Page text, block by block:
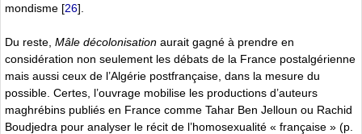
mondisme [26]
Du reste, Mâle décolonisation aurait gagné à prendre en
considération non seulement les débats de la France postalgérienne
mais aussi ceux de l’Algérie postfrançaise, dans la mesure du
possible. Certes, l’ouvrage mobilise les productions d’auteurs
maghrébins publiés en France comme Tahar Ben Jelloun ou Rachid
Boudjedra pour analyser le récit de l’homosexualité « française » (p.